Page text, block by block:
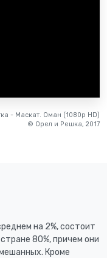
- Маскат. Оман (1080p HD)
© Орел и Решка, 2017
на 2%, состоит
80%, причем они
Кроме